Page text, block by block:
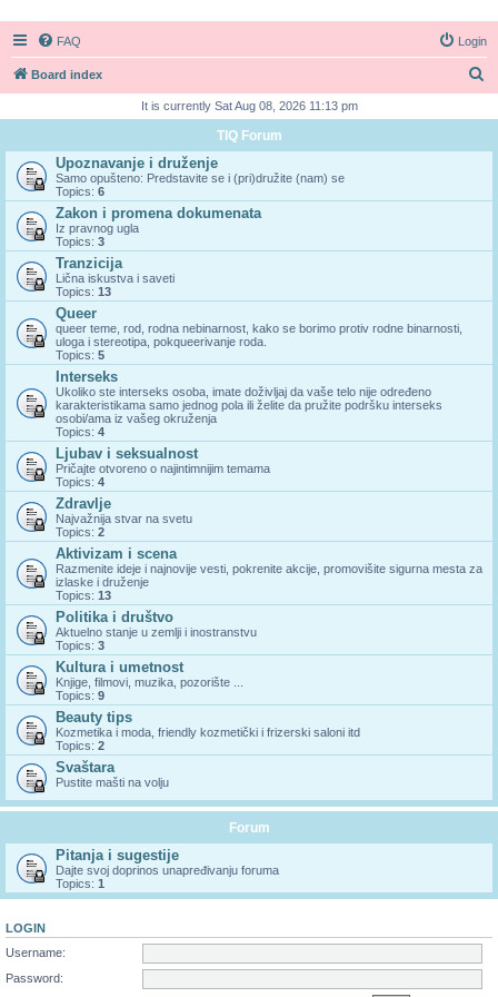
FAQ Login
Board index
r
It is currently Sat Aug 08, 2026 11:13 pm
TIQ Forum
Upoznavanje i druženje
Samo opušteno: Predstavite se i (pri)družite (nam) se
Topics: 6
Zakon i promena dokumenata
Iz pravnog ugla
Topics: 3
Tranzicija
Lična iskustva i saveti
Topics: 13
Queer
queer teme, rod, rodna nebinarnost, kako se borimo protiv rodne binarnosti,
uloga i stereotipa, pokqueerivanje roda.
Topics: 5
Interseks
Ukoliko ste interseks osoba, imate doživljaj da vaše telo nije određeno
karakteristikama samo jednog pola ili želite da pružite podršku interseks
osobi/ama iz vašeg okruženja
Topics: 4
Ljubav i seksualnost
Pričajte otvoreno o najintimnijim temama
Topics: 4
Zdravlje
Najvažnija stvar na svetu
Topics: 2
Aktivizam i scena
Razmenite ideje i najnovije vesti, pokrenite akcije, promovišite sigurna mesta za
izlaske i druženje
Topics: 13
Politika i društvo
Aktuelno stanje u zemlji i inostranstvu
Topics: 3
Kultura i umetnost
Knjige, filmovi, muzika, pozorište ...
Topics: 9
Beauty tips
Kozmetika i moda, friendly kozmetički i frizerski saloni itd
Topics: 2
Svaštara
Pustite mašti na volju
Forum
Pitanja i sugestije
Dajte svoj doprinos unapređivanju foruma
Topics: 1
LOGIN
Username:
Password: